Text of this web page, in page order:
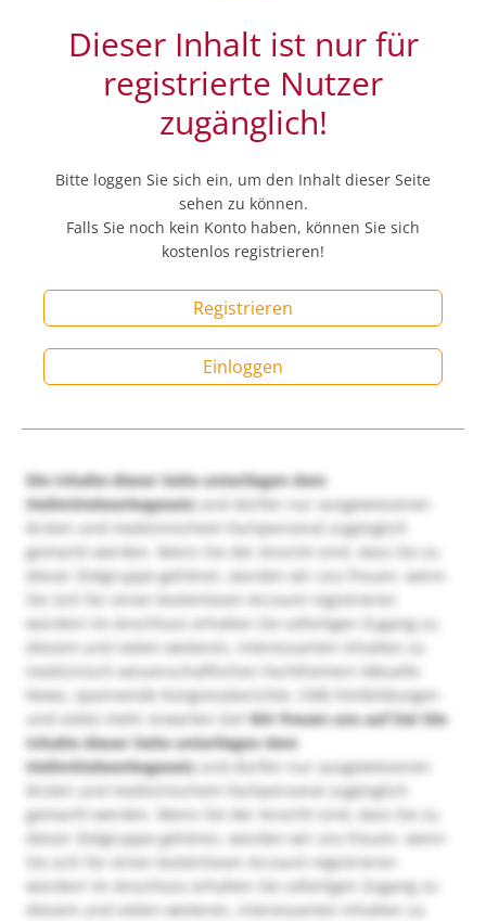
Dieser Inhalt ist nur für
registrierte Nutzer
zugänglich!
Bitte loggen Sie sich ein, um den Inhalt dieser Seite
sehen zu können.
Falls Sie noch kein Konto haben, können Sie sich
kostenlos registrieren!
Registrieren
Einloggen
Die Inhalte dieser Seite unterliegen dem
Heilmittelwerbegesetzund dürfen nur ausgewiesenen
Ärzten und medizinischem Fachpersonal zugänglich
gemacht werden. Wenn Sie der Ansicht sind, dass Sie zu
dieser Zielgruppe gehören, würden wir uns freuen, wenn
Sie sich für einen kostenlosen Account registrieren
würden! Im Anschluss erhalten Sie sofortigen Zugang zu
diesem und vielen weiteren, interessanten Inhalten zu
medizinisch-wissenschaftlichen Fachthemen! Aktuelle
News, spannende Kongressberichte, CME-Fortbildungen
und vieles mehr erwarten Sie!Wir freuen uns auf Sie! Die
Inhalte dieser Seite unterliegen dem
Heilmittelwerbegesetzund dürfen nur ausgewiesenen
Ärzten und medizinischem Fachpersonal zugänglich
gemacht werden. Wenn Sie der Ansicht sind, dass Sie zu
dieser Zielgruppe gehören, würden wir uns freuen, wenn
Sie sich für einen kostenlosen Account registrieren
würden! Im Anschluss erhalten Sie sofortigen Zugang zu
diesem und vielen weiteren, interessanten Inhalten zu